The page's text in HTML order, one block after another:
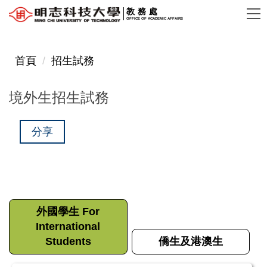
跳
要
容
區
教務處
OFFICE OF ACADEMIC AFFAIRS
首頁 招生試務
境外生招生試務
分享
外國學生 For
International
Students
僑生及港澳生